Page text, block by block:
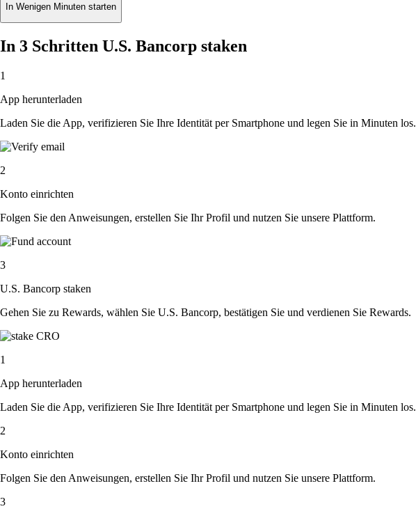
In Wenigen Minuten starten
In 3 Schritten U.S. Bancorp staken
1
App herunterladen
Laden Sie die App, verifizieren Sie Ihre Identität per Smartphone und legen Sie in Minuten los.
2
Konto einrichten
Folgen Sie den Anweisungen, erstellen Sie Ihr Profil und nutzen Sie unsere Plattform.
3
U.S. Bancorp staken
Gehen Sie zu Rewards, wählen Sie U.S. Bancorp, bestätigen Sie und verdienen Sie Rewards.
1
App herunterladen
Laden Sie die App, verifizieren Sie Ihre Identität per Smartphone und legen Sie in Minuten los.
2
Konto einrichten
Folgen Sie den Anweisungen, erstellen Sie Ihr Profil und nutzen Sie unsere Plattform.
3